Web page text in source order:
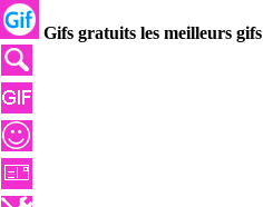
Gifs gratuits les meilleurs gifs